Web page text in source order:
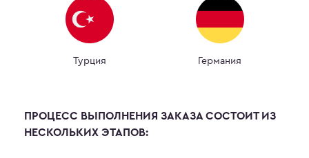
Турция Германия
ПРОЦЕСС ВЫПОЛНЕНИЯ ЗАКАЗА СОСТОИТ ИЗ
НЕСКОЛЬКИХ ЭТАПОВ: